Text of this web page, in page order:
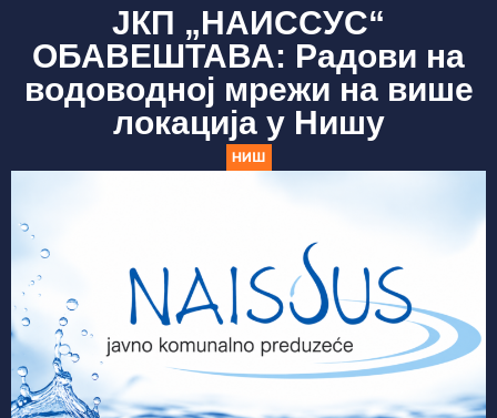
ЈКП „НАИССУС“
ОБАВЕШТАВА: Радови на
водоводној мрежи на више
локација у Нишу
НИШ